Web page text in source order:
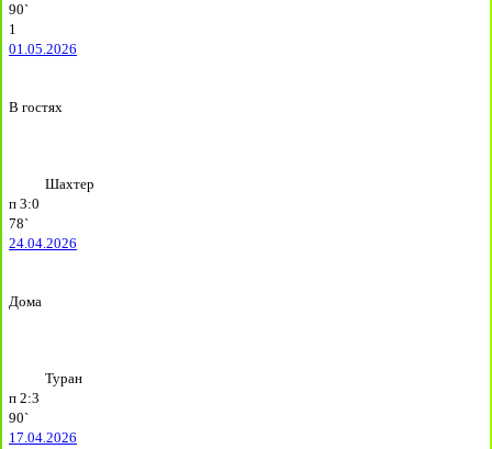
90`
1
01.05.2026
В гостях
Шахтер
п 3:0
78`
24.04.2026
Дома
Туран
п 2:3
90`
17.04.2026